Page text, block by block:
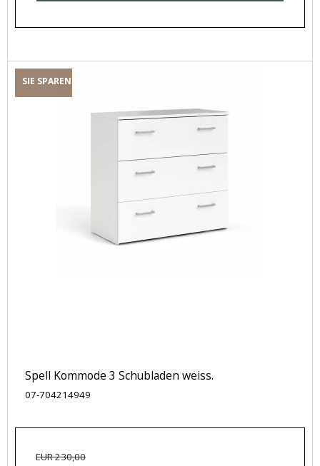
SIE SPAREN
Spell Kommode 3 Schubladen weiss.
07-704214949
EUR 230,00